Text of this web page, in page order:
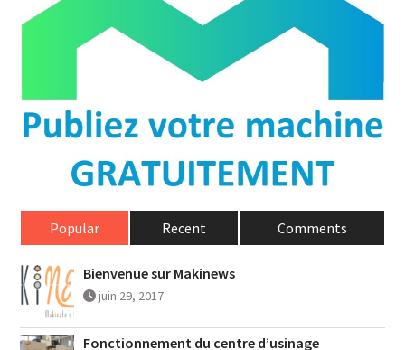
Popular Recent Comments
Bienvenue sur Makinews
juin 29, 2017
Fonctionnement du centre d’usinage